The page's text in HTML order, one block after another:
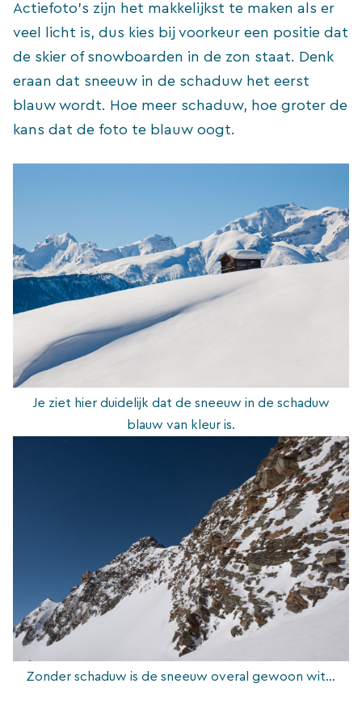
Actiefoto’s zijn het makkelijkst te maken als er
veel licht is, dus kies bij voorkeur een positie dat
de skier of snowboarden in de zon staat. Denk
eraan dat sneeuw in de schaduw het eerst
blauw wordt. Hoe meer schaduw, hoe groter de
kans dat de foto te blauw oogt.
Je ziet hier duidelijk dat de sneeuw in de schaduw
blauw van kleur is.
Zonder schaduw is de sneeuw overal gewoon wit…